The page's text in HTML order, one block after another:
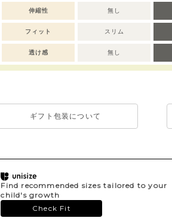
伸縮性 無し
フィット スリム
透け感 無し
ギフト包装について
Find recommended sizes tailored to your
child's growth
Check Fit